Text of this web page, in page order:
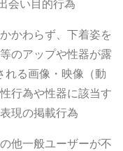
会い目的行為
かわらず、下着姿を
のアップや性器が露
れる画像・映像（動
行為や性器に該当す
現の掲載行為
他一般ユーザーが不